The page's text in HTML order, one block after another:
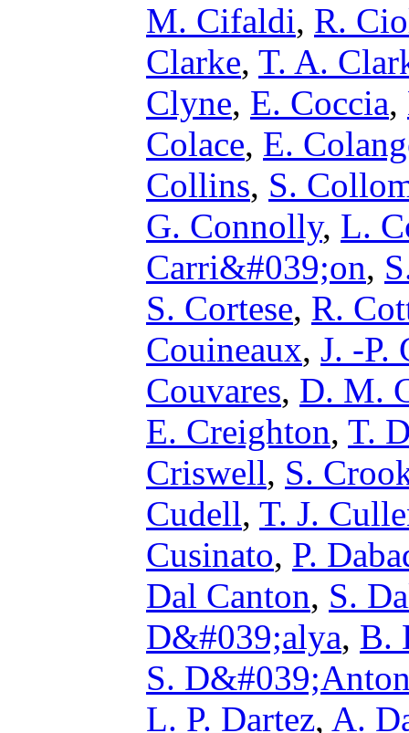
M. Cifaldi, R.
Clarke, T. A.
Clyne, E. Coccia,
Colace, E.
Collins, S.
G. Connolly, L.
Carri&#039;on,
S. Cortese, R.
Couineaux, J. -P.
Couvares, D. M.
E. Creighton, T.
Criswell, S.
Cudell, T. J.
Cusinato, P.
Dal Canton, S.
D&#039;alya, B.
S.
L. P. Dartez, A.